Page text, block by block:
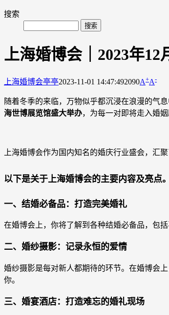
搜索
上海婚博会｜2023年12
上海婚博会亭亭2023-11-01 14:47:492090A+A-
随着冬季的来临，万物似乎都沉浸在浪漫的气
海世博展览馆盛大举办，为每一对即将走入婚
上海婚博会作为国内知名的婚庆行业盛会，汇
以下是关于上海婚博会的主要内容及亮点。
一、结婚必备品：打造完美婚礼
在婚博会上，你将了解到各种结婚必备品，包
二、婚纱摄影：记录永恒的爱情
婚纱摄影是每对新人都期待的环节。在婚博会
你。
三、婚宴酒店：打造难忘的婚礼现场